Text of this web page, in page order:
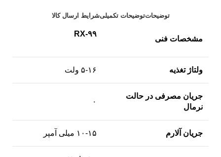
توضیحاتتوضیحات تکمیلیشرایط ارسال کالا
مشخصات فنی
RX-۹۹
ولتاژ تغذیه ۵-۱۶ ولت
جریان مصرفی در حالت
نرمال
۰
جریان آلارم ۱۰-۱۵ میلی‌ ­آمپر